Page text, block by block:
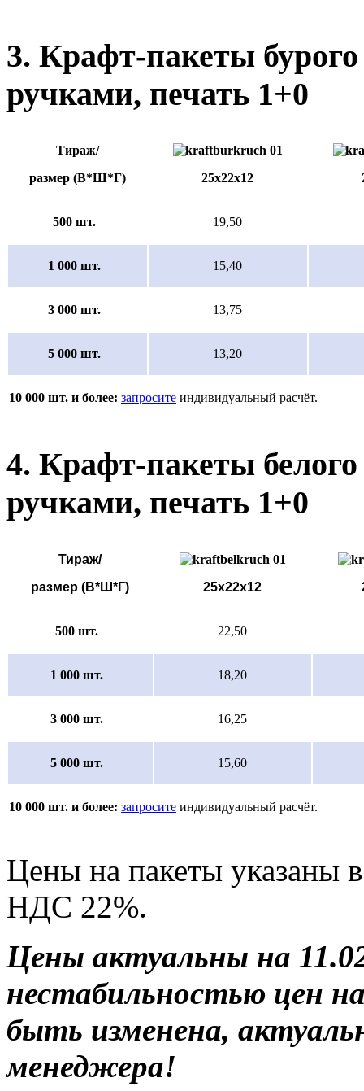
3. Крафт-пакеты
ручками, печать 1+0
Тираж/
размер (В*Ш*Г)
25х22х12
500 шт. 19,50
1 000 шт. 15,40
3 000 шт. 13,75
5 000 шт. 13,20
10 000 шт. и более: запросите индивидуальный расчёт.
4. Крафт-пакеты
ручками, печать 1+0
Тираж/
размер (В*Ш*Г)
25х22х12
500 шт. 22,50
1 000 шт. 18,20
3 000 шт. 16,25
5 000 шт. 15,60
10 000 шт. и более: запросите индивидуальный расчёт.
Цены на пакеты указаны
НДС 22%.
Цены актуальны на
нестабильностью цен
быть изменена,
менеджера!